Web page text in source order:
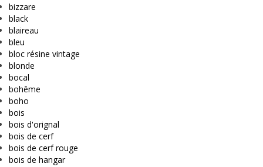
bizzare
black
blaireau
bleu
bloc résine vintage
blonde
bocal
bohême
boho
bois
bois d'orignal
bois de cerf
bois de cerf rouge
bois de hangar